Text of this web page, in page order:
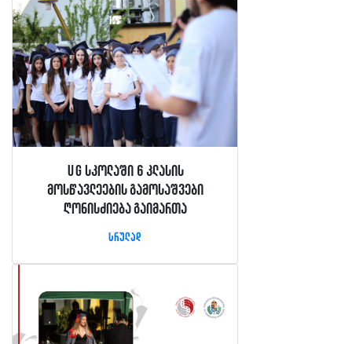
UG სკოლაში 6 კლასის
მოსწავლეების გამოსაშვები
ღონისძიება გაიმართა
სრულად